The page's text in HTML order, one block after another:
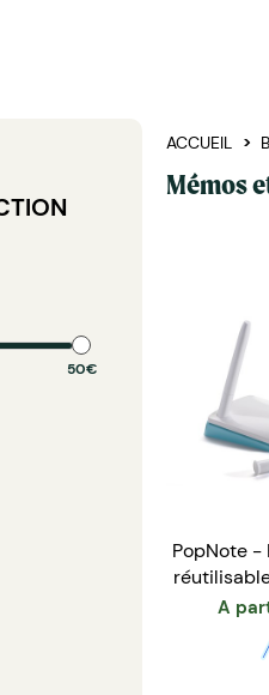
50€
ACCUEIL
Mémos
PopNote
A